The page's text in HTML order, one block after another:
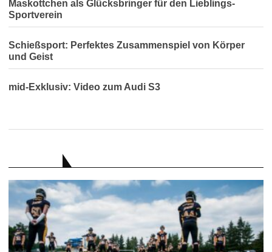
Maskottchen als Glücksbringer für den Lieblings-
Sportverein
Schießsport: Perfektes Zusammenspiel von Körper
und Geist
mid-Exklusiv: Video zum Audi S3